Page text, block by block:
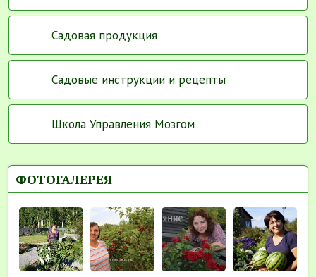
Садовая продукция
Садовые инструкции и рецепты
Школа Управления Мозгом
ФОТОГАЛЕРЕЯ